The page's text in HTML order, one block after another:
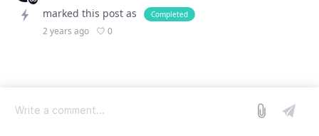
marked this post as Completed
2 years ago 0